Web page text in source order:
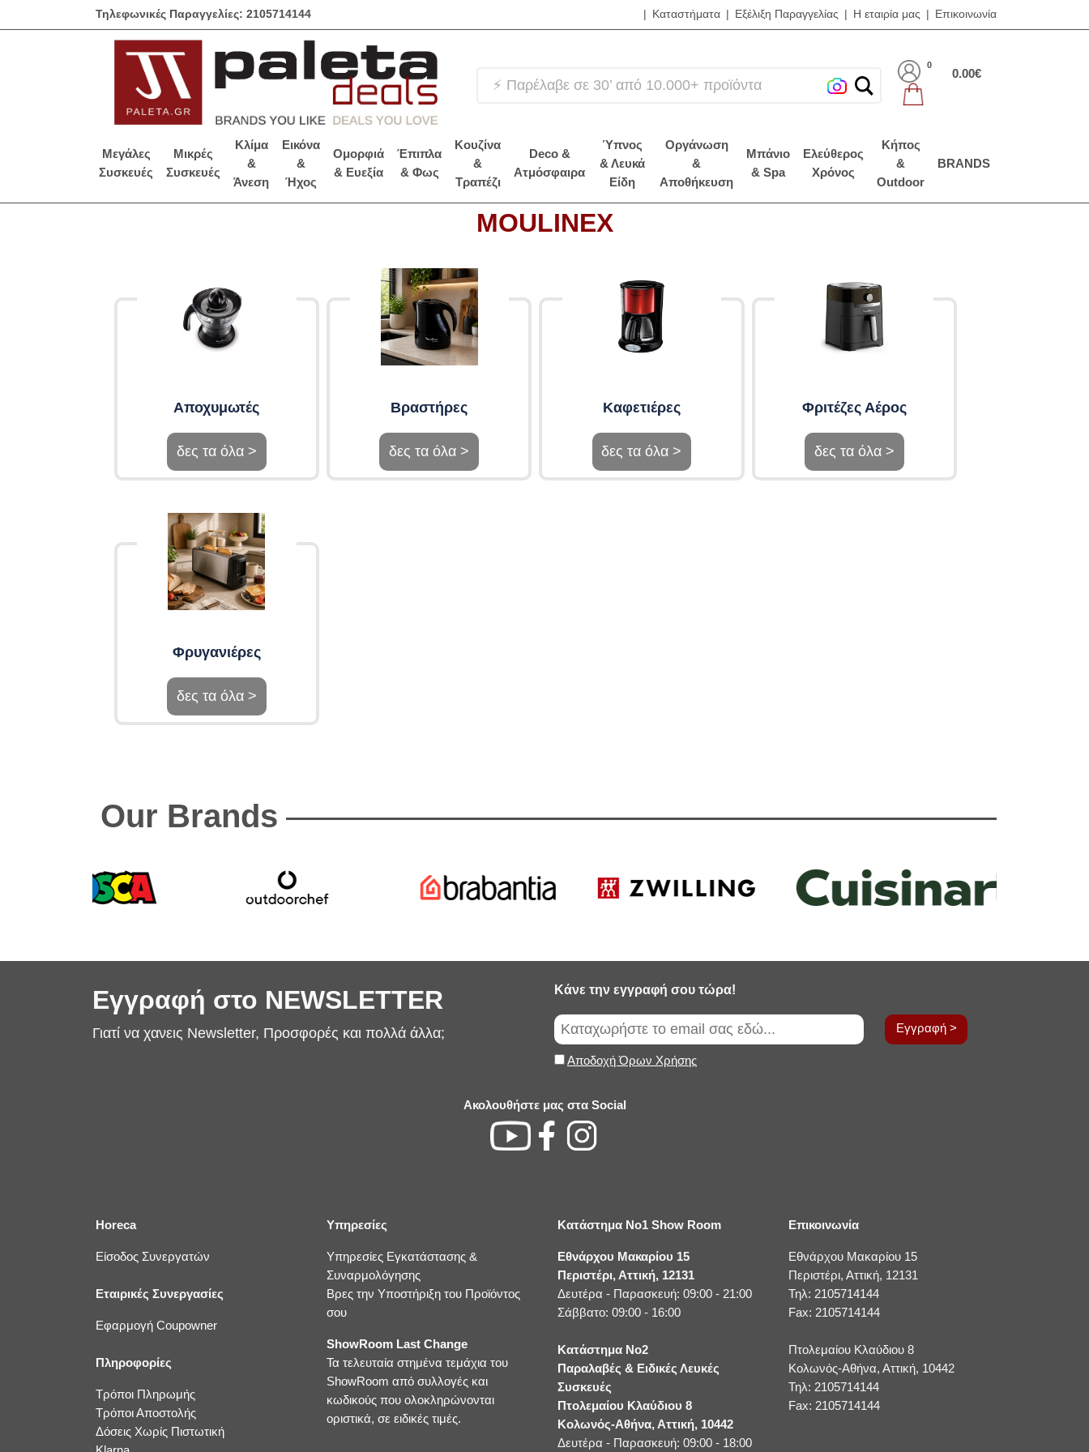
Τηλεφωνικές Παραγγελίες: 2105714144 Καταστήματα Εξέλιξη Παραγγελίας Η εταιρία μας Επικοινωνία
❤
0
0.00€
Μεγάλες
Συσκευές
Μικρές
Συσκευές
Κλίμα
&
Άνεση
Εικόνα
&
Ήχος
Ομορφιά
& Ευεξία
Έπιπλα
& Φως
Κουζίνα
&
Τραπέζι
Deco &
Ατμόσφαιρα
Ύπνος
& Λευκά
Είδη
Οργάνωση
&
Αποθήκευση
Μπάνιο
& Spa
Ελεύθερος
Χρόνος
Κήπος
&
Outdoor
BRANDS
MOULINEX
Αποχυμωτές
δες τα όλα >
Βραστήρες
δες τα όλα >
Καφετιέρες
δες τα όλα >
Φριτέζες Αέρος
δες τα όλα >
Φρυγανιέρες
δες τα όλα >
Our Brands
Εγγραφή στο NEWSLETTER
Γιατί να χανεις Newsletter, Προσφορές και πολλά άλλα;
Κάνε την εγγραφή σου τώρα!
Εγγραφή >
Αποδοχή Όρων Χρήσης
Ακολουθήστε μας στα Social
Horeca
Είσοδος Συνεργατών
Εταιρικές Συνεργασίες
Εφαρμογή Coupowner
Πληροφορίες
Τρόποι Πληρωμής
Τρόποι Αποστολής
Δόσεις Χωρίς Πιστωτική
Υπηρεσίες
Υπηρεσίες Εγκατάστασης &
Συναρμολόγησης
Βρες την Υποστήριξη του Προϊόντος
σου
ShowRoom Last Change
Τα τελευταία στημένα τεμάχια του
ShowRoom από συλλογές και
κωδικούς που ολοκληρώνονται
οριστικά, σε ειδικές τιμές.
Κατάστημα No1 Show Room
Εθνάρχου Μακαρίου 15
Περιστέρι, Αττική, 12131
Δευτέρα - Παρασκευή: 09:00 - 21:00
Σάββατο: 09:00 - 16:00
Κατάστημα No2
Παραλαβές & Ειδικές Λευκές
Συσκευές
Πτολεμαίου Κλαύδιου 8
Κολωνός-Αθήνα, Αττική, 10442
Δευτέρα - Παρασκευή: 09:00 - 18:00
Επικοινωνία
Εθνάρχου Μακαρίου 15
Περιστέρι, Αττική, 12131
Τηλ: 2105714144
Fax: 2105714144
Πτολεμαίου Κλαύδιου 8
Κολωνός-Αθήνα, Αττική, 10442
Τηλ: 2105714144
Fax: 2105714144